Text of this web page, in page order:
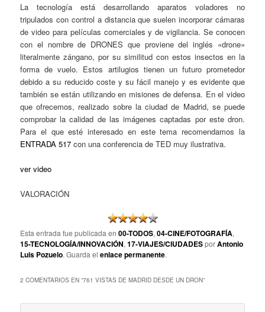
La tecnología está desarrollando aparatos voladores no
tripulados con control a distancia que suelen incorporar cámaras
de video para películas comerciales y de vigilancia. Se conocen
con el nombre de DRONES que proviene del inglés «drone»
literalmente zángano, por su similitud con estos insectos en la
forma de vuelo. Estos artilugios tienen un futuro prometedor
debido a su reducido coste y su fácil manejo y es evidente que
también se están utilizando en misiones de defensa. En el video
que ofrecemos, realizado sobre la ciudad de Madrid, se puede
comprobar la calidad de las imágenes captadas por este dron.
Para el que esté interesado en este tema recomendamos la
ENTRADA 517 con una conferencia de TED muy ilustrativa.
ver video
VALORACIÓN
Esta entrada fue publicada en00-TODOS,04-CINE/FOTOGRAFÍA,
15-TECNOLOGÍA/INNOVACIÓN,17-VIAJES/CIUDADESporAntonio
Luis Pozuelo. Guarda elenlace permanente.
2 COMENTARIOS EN “761 VISTAS DE MADRID DESDE UN DRON”